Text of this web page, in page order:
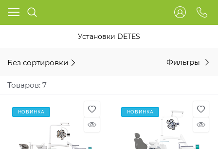
Установки DETES
Без сортировки Фильтры
Товаров: 7
НОВИНКА НОВИНКА